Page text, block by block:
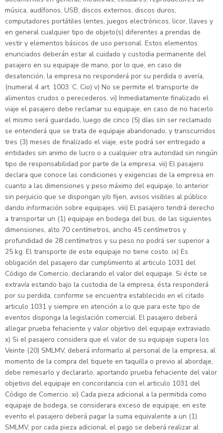
música, audífonos, USB, discos externos, discos duros,
computadores portátiles lentes, juegos electrónicos, licor, llaves y
en general cualquier tipo de objeto(s) diferentes a prendas de
vestir y elementos básicos de uso personal. Estos elementos
enunciados deberán estar al cuidado y custodia permanente del
pasajero en su equipaje de mano, por lo que, en caso de
desatención, la empresa no responderá por su perdida o avería,
(numeral 4 art. 1003. C. Cio) v) No se permite el transporte de
alimentos crudos o perecederos. vi) Inmediatamente finalizado el
viaje el pasajero debe reclamar su equipaje, en caso de no hacerlo
el mismo será guardado, luego de cinco (5) días sin ser reclamado
se entenderá que se trata de equipaje abandonado, y transcurridos
tres (3) meses de finalizado el viaje, este podrá ser entregado a
entidades sin animo de lucro o a cualquier otra autoridad sin ningún
tipo de responsabilidad por parte de la empresa. vii) El pasajero
declara que conoce las condiciones y exigencias de la empresa en
cuanto a las dimensiones y peso máximo del equipaje, lo anterior
sin perjuicio que se dispongan y/o fijen, avisos visibles al público
dando información sobre equipajes. viii) El pasajero tendrá derecho
a transportar un (1) equipaje en bodega del bus, de las siguientes
dimensiones, alto 70 centímetros, ancho 45 centímetros y
profundidad de 28 centímetros y su peso no podrá ser superior a
25 kg. El transporte de este equipaje no tiene costo. ix) Es
obligación del pasajero dar cumplimiento al articulo 1031 del
Código de Comercio, declarando el valor del equipaje. Si éste se
extravía estando bajo la custodia de la empresa, ésta responderá
por su perdida, conforme se encuentra establecido en el citado
articulo 1031 y siempre en atención a lo que para este tipo de
eventos disponga la legislación comercial. El pasajero deberá
allegar prueba fehaciente y valor objetivo del equipaje extraviado.
x) Si el pasajero considera que el valor de su equipaje supera los
Veinte (20) SMLMV, deberá informarlo al personal de la empresa, al
momento de la compra del tiquete en taquilla o previo al abordaje,
debe remesarlo y declararlo, aportando prueba fehaciente del valor
objetivo del equipaje en concordancia con el articulo 1031 del
Código de Comercio. xi) Cada pieza adicional a la permitida como
equipaje de bodega, se considerara exceso de equipaje, en este
evento el pasajero deberá pagar la suma equivalente a un (1)
SMLMV, por cada pieza adicional, el pago se deberá realizar al